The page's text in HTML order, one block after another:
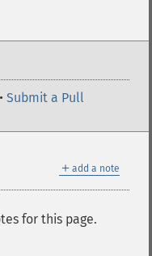
• Submit a Pull
＋ add a note
for this page.